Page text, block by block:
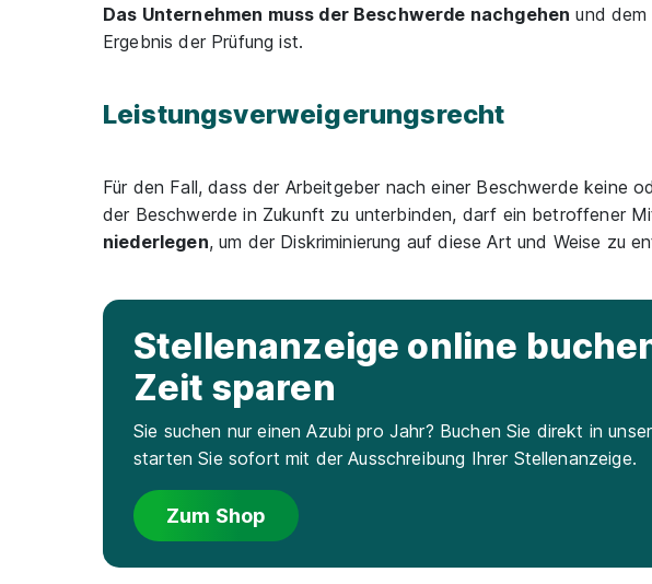
Das Unternehmen muss der Beschwerde nachgehen und
Ergebnis der Prüfung ist.
Leistungsverweigerungsrecht
Für den Fall, dass der Arbeitgeber nach einer Beschwerde keine
der Beschwerde in Zukunft zu unterbinden, darf ein betroffener
niederlegen, um der Diskriminierung auf diese Art und Weise zu
Stellenanzeige online
Zeit sparen
Sie suchen nur einen Azubi pro Jahr? Buchen Sie direkt in
starten Sie sofort mit der Ausschreibung Ihrer Stellenanzeige.
Zum Shop